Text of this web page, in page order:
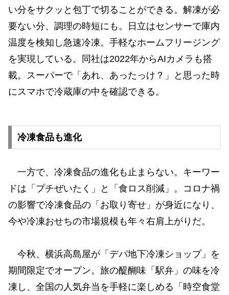
い分をサクッと包丁で切ることができる。解凍が必
要ない分、調理の時短にも。日立はセンサーで庫内
温度を検知し急速冷凍。手軽なホームフリージング
を実現している。同社は2022年からAIカメラも搭
載。スーパーで「あれ、あったっけ？」と思った時
にスマホで冷蔵庫の中を確認できる。
冷凍食品も進化
一方で、冷凍食品の進化も止まらない。キーワー
ドは「プチぜいたく」と「食ロス削減」。コロナ禍
の影響で冷凍食品の「お取り寄せ」が身近になり、
今や冷凍おせちの市場規模も年々右肩上がりだ。
今秋、横浜高島屋が「デパ地下冷凍ショップ」を
期間限定でオープン。旅の醍醐味「駅弁」の味を冷
凍し、全国の人気弁当を手軽に楽しめる「時空食堂